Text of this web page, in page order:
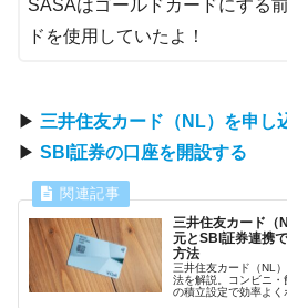
SASAはゴールドカードにする
ドを使用していたよ！
▶ 三井住友カード（NL）を申し
▶ SBI証券の口座を開設する
三井住友カード（
元とSBI証券連携
方法
三井住友カード（NL
法を解説。コンビニ
の積立設定で効率よく